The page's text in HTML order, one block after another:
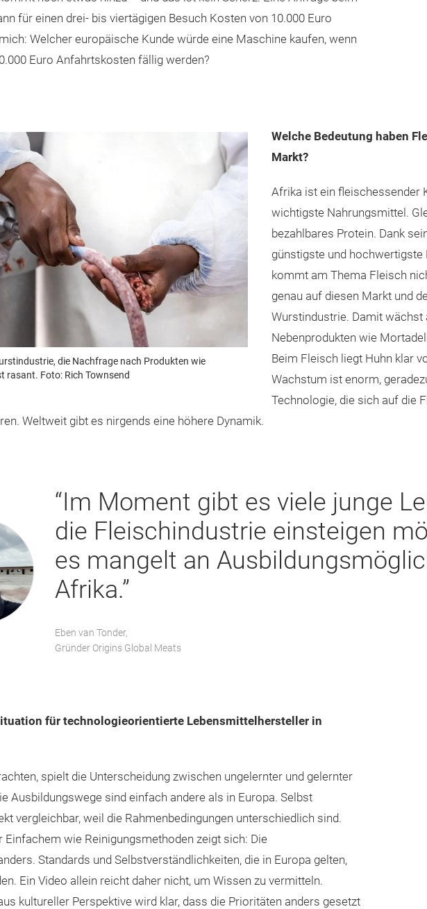
für einen drei- bis viertägigen Besuch Kosten von 10.000 Euro
Welcher europäische Kunde würde eine Maschine kaufen, wenn
Euro Anfahrtskosten fällig werden?
die Nachfrage nach Produkten wie
rasant. Foto: Rich Townsend
Welche Bedeutung haben
Markt?
Afrika ist ein fleischessender
wichtigste Nahrungsmittel.
bezahlbares Protein. Dank
günstigste und hochwertigste
kommt am Thema Fleisch
genau auf diesen Markt und
Wurstindustrie. Damit wächst
Nebenprodukten wie
Beim Fleisch liegt Huhn klar
Wachstum ist enorm,
Technologie, die sich auf die
Weltweit gibt es nirgends eine höhere Dynamik.
“Im Moment gibt es viele junge
die Fleischindustrie einsteigen
es mangelt an
Afrika.”
Eben van Tonder,
Gründer Origins Global Meats
für technologieorientierte Lebensmittelhersteller in
spielt die Unterscheidung zwischen ungelernter und gelernter
Ausbildungswege sind einfach andere als in Europa. Selbst
vergleichbar, weil die Rahmenbedingungen unterschiedlich sind.
Einfachem wie Reinigungsmethoden zeigt sich: Die
Standards und Selbstverständlichkeiten, die in Europa gelten,
Ein Video allein reicht daher nicht, um Wissen zu vermitteln.
kultureller Perspektive wird klar, dass die Prioritäten anders gesetzt